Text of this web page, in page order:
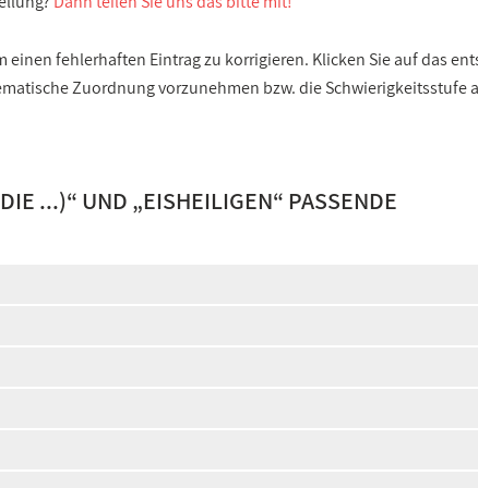
einen fehlerhaften Eintrag zu korrigieren. Klicken Sie auf das
Zuordnung vorzunehmen bzw. die Schwierigkeitsstufe
...)“ UND „EISHEILIGEN“ PASSENDE